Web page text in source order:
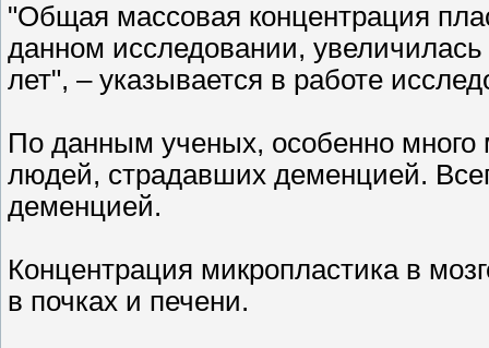
"Общая массовая концентрация
данном исследовании,
лет", – указывается в работе
По данным ученых, особенно много
людей, страдавших деменцией.
деменцией.
Концентрация микропластика в
в почках и печени.